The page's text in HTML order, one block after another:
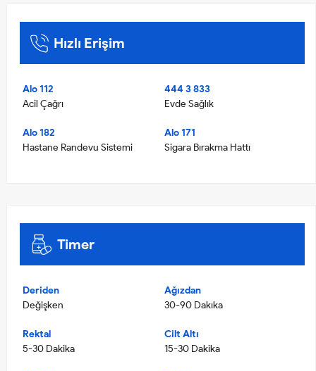
Hızlı Erişim
Alo 112
Acil Çağrı
444 3 833
Evde Sağlık
Alo 182
Hastane Randevu Sistemi
Alo 171
Sigara Bırakma Hattı
Timer
Deriden
Değişken
Ağızdan
30-90 Dakıka
Rektal
5-30 Dakika
Cilt Altı
15-30 Dakika